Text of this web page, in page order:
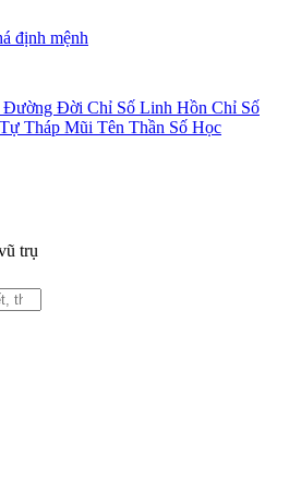
định mệnh
Đường Đời Chỉ Số Linh Hồn Chỉ Số
Tháp Mũi Tên Thần Số Học
trụ